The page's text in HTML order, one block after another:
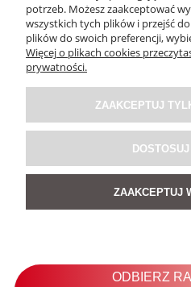
Spódnica Flor
potrzeb. Możesz zaakceptować
wszystkich tych plików i przejść
plików do swoich preferencji,
Więcej o plikach cookies
prywatności.
ZAAKCEPTUJ
ZAAKCEPTUJ